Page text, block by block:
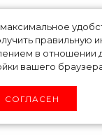
в
вашего
СОГЛАСЕН